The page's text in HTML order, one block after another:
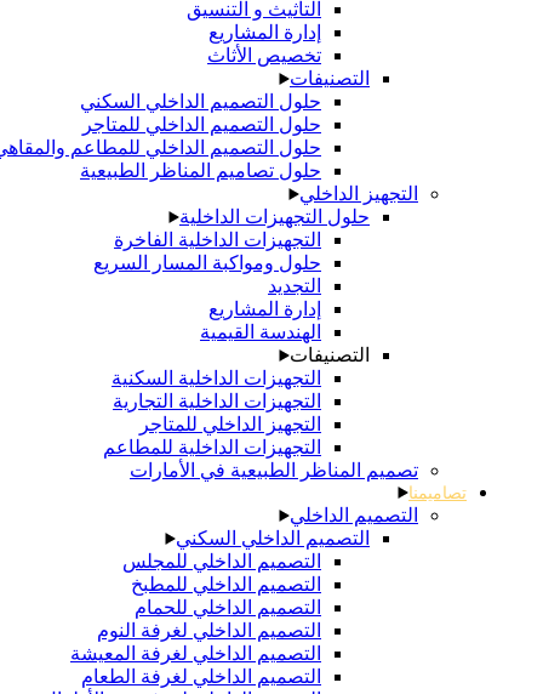
التأثيث و التنسيق
إدارة المشاريع
تخصيص الأثاث
التصنيفات
حلول التصميم الداخلي السكني
حلول التصميم الداخلي للمتاجر
حلول التصميم الداخلي للمطاعم والمقاهي
حلول تصاميم المناظر الطبيعية
التجهيز الداخلي
حلول التجهيزات الداخلية
التجهيزات الداخلية الفاخرة
حلول ومواكبة المسار السريع
التجديد
إدارة المشاريع
الهندسة القيمية
التصنيفات
التجهيزات الداخلية السكنية
التجهيزات الداخلية التجارية
التجهيز الداخلي للمتاجر
التجهيزات الداخلية للمطاعم
تصميم المناظر الطبيعية في الأمارات
تصاميمنا
التصميم الداخلي
التصميم الداخلي السكني
التصميم الداخلي للمجلس
التصميم الداخلي للمطبخ
التصميم الداخلي للحمام
التصميم الداخلي لغرفة النوم
التصميم الداخلي لغرفة المعيشة
التصميم الداخلي لغرفة الطعام